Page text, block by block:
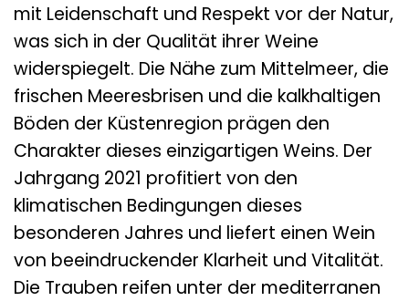
mit Leidenschaft und Respekt vor der Natur,
was sich in der Qualität ihrer Weine
widerspiegelt. Die Nähe zum Mittelmeer, die
frischen Meeresbrisen und die kalkhaltigen
Böden der Küstenregion prägen den
Charakter dieses einzigartigen Weins. Der
Jahrgang 2021 profitiert von den
klimatischen Bedingungen dieses
besonderen Jahres und liefert einen Wein
von beeindruckender Klarheit und Vitalität.
Die Trauben reifen unter der mediterranen